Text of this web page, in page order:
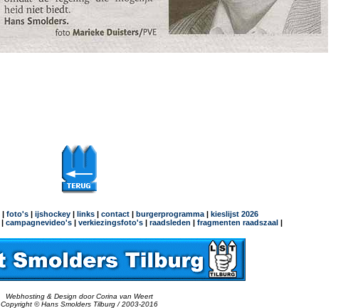
| foto's| ijshockey| links| contact|burgerprogramma| kieslijst 2026
| campagnevideo's | verkiezingsfoto's | raadsleden | fragmenten raadszaal |
Webhosting & Design door Corina van Weert
Copyright © Hans Smolders Tilburg / 2003-2016